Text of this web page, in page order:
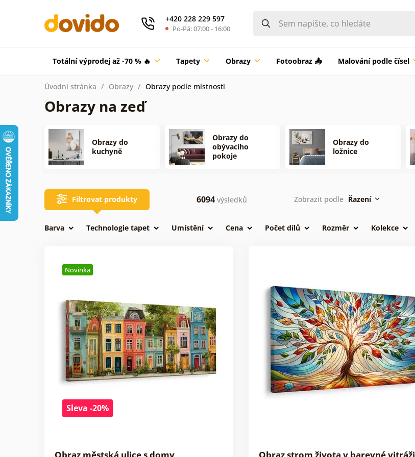
+420 228 229 597
Po-Pá: 07:00 - 16:00
Totální výprodej až -70 % 🔥 Tapety Obrazy Fotoobraz 📤 Malování podle čísel
Úvodní stránka Obrazy Obrazy podle místnosti
Obrazy na zeď
Obrazy do
kuchyně
Obrazy do
obývacího
pokoje
Obrazy do
ložnice
Filtrovat produkty 6094 výsledků Zobrazit podle Řazení
Barva Technologie tapet Umístění Cena Počet dílů Rozměr Kolekce
Novinka
Sleva -20%
Obraz městská ulice s domy Obraz strom života v barevné vitráži